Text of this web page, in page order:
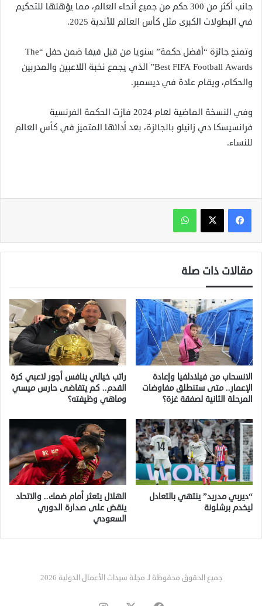
جانب أكثر من 300 حكم من جميع أنحاء العالم، مما يؤهلها للتحكيم
في البطولات الكبرى مثل كأس العالم للأندية 2025.
وتمنح جائزة “أفضل حكمة” سنويا من قبل فيفا ضمن حفل “The
Best FIFA Football Awards” الذي يجمع نخبة اللاعبين والمدربين
والحكام، ويقام عادة في ديسمبر.
وفي النسخة الماضية لعام 2024 فازت الحكمة الفرنسية
فرانسيسكا دي زانيلو بالجائزة، بعد أدائها المتميز في كأس العالم
للنساء.
واتساب
مقالات ذات صلة
الانسحاب من فيلادلفيا وإعادة
الإعمار.. متى ستنطلق مفاوضات
المرحلة الثانية لصفقة غزة؟
راتب خيالي ينافس أجور لاعبي كرة
القدم.. كم يتقاضى حارس ميسي
وماهي وظيفته؟
“ديربي مدريد” ينتهي بالتعادل
ليخدم برشلونة
الهلال يتعثر أمام ضمك.. والاتحاد
ينقض على صدارة الدوري
السعودي
جميع الحقوق محفوظة لـ مجلة سيدات الأعمال الدولية 2026